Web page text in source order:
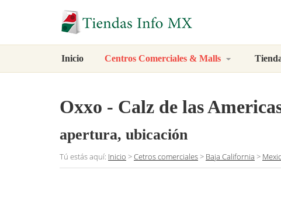
Inicio Centros Comerciales & Malls
Oxxo - Calz de las
apertura, ubicación
Tú estás aquí: Inicio >Cetros comerciales> Baja California >